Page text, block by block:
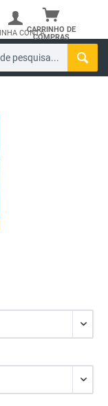
CARRINHO DE
COMPRAS
CONTA